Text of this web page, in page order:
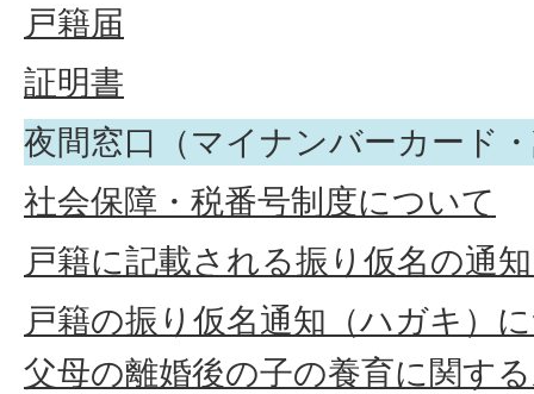
戸籍届
証明書
夜間窓口（マイナンバーカード
社会保障・税番号制度について
戸籍に記載される振り仮名の通
戸籍の振り仮名通知（ハガキ）
父母の離婚後の子の養育に関す